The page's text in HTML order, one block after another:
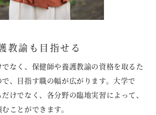
教諭も目指せる
なく、保健師や養護教諭の資格を取るた
、目指す職の幅が広がります。大学で
けでなく、各分野の臨地実習によって、
ことができます。